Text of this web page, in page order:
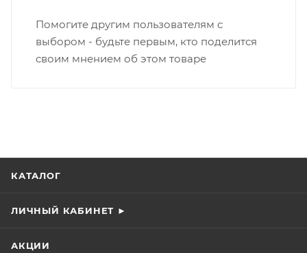
Помогите другим пользователям с
выбором - будьте первым, кто поделится
своим мнением об этом товаре
КАТАЛОГ
ЛИЧНЫЙ КАБИНЕТ ►
АКЦИИ